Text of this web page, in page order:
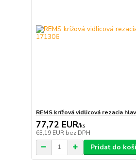
REMS krížová vidlicová rezacia
77,72 EUR/ks
63,19 EUR bez DPH
Pridať do